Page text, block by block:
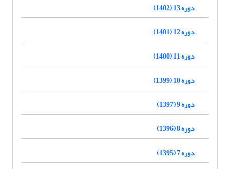
دوره 13 (1402)
دوره 12 (1401)
دوره 11 (1400)
دوره 10 (1399)
دوره 9 (1397)
دوره 8 (1396)
دوره 7 (1395)